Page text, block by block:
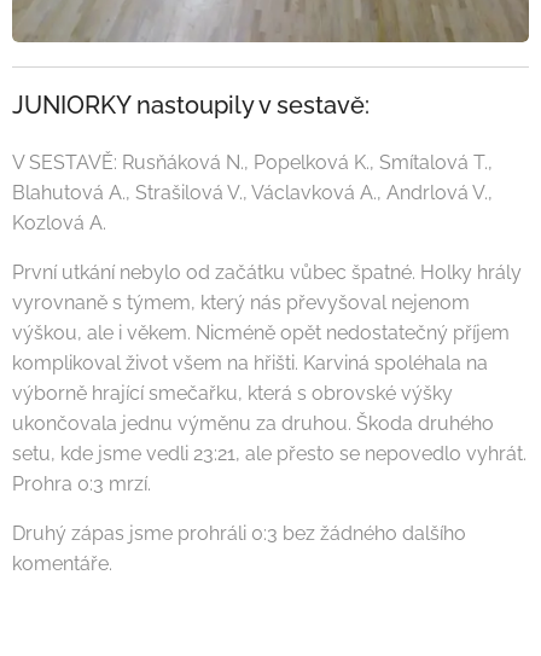
JUNIORKY nastoupily v sestavě:
V SESTAVĚ: Rusňáková N., Popelková K., Smítalová T.,
Blahutová A., Strašilová V., Václavková A., Andrlová V.,
Kozlová A.
První utkání nebylo od začátku vůbec špatné. Holky hrály
vyrovnaně s týmem, který nás převyšoval nejenom
výškou, ale i věkem. Nicméně opět nedostatečný příjem
komplikoval život všem na hřišti. Karviná spoléhala na
výborně hrající smečařku, která s obrovské výšky
ukončovala jednu výměnu za druhou. Škoda druhého
setu, kde jsme vedli 23:21, ale přesto se nepovedlo vyhrát.
Prohra 0:3 mrzí.
Druhý zápas jsme prohráli 0:3 bez žádného dalšího
komentáře.